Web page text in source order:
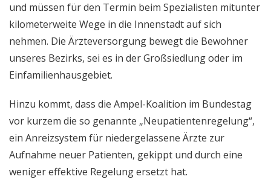
und müssen für den Termin beim Spezialisten mitunter
kilometerweite Wege in die Innenstadt auf sich
nehmen. Die Ärzteversorgung bewegt die Bewohner
unseres Bezirks, sei es in der Großsiedlung oder im
Einfamilienhausgebiet.
Hinzu kommt, dass die Ampel-Koalition im Bundestag
vor kurzem die so genannte „Neupatientenregelung“,
ein Anreizsystem für niedergelassene Ärzte zur
Aufnahme neuer Patienten, gekippt und durch eine
weniger effektive Regelung ersetzt hat.